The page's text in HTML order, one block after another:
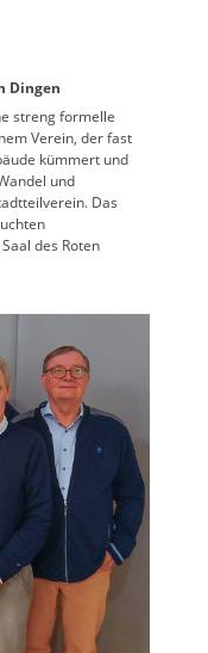
Dingen
streng formelle
Verein, der fast
kümmert und
und
Das
des Roten